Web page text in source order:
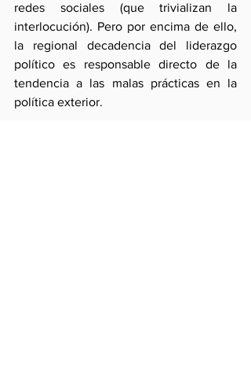
redes sociales (que trivializan la
interlocución). Pero por encima de ello,
la regional decadencia del liderazgo
político es responsable directo de la
tendencia a las malas prácticas en la
política exterior.